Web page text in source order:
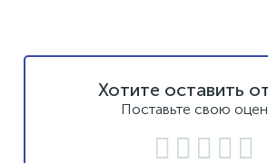
Хотите оставить
Поставьте свою